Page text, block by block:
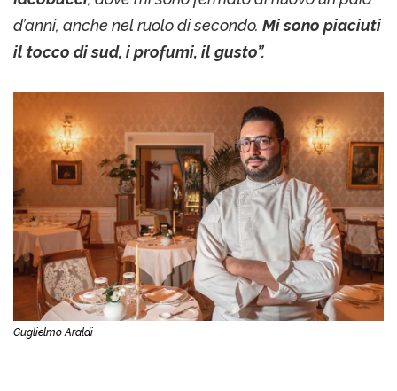
d’anni, anche nel ruolo di secondo. Mi sono piaciuti
il tocco di sud, i profumi, il gusto”.
Guglielmo Araldi